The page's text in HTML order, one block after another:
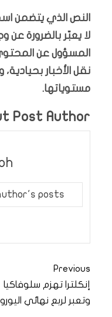
النص الذي يتضمن
لا يعبّر بالضرورة
المسؤول عن
نقل الأخبار
مستوياتها.
Post Author
posts
Previous
إنكلترا تهزم سلوفاكيا
وتعبر لربع نهائي اليورو